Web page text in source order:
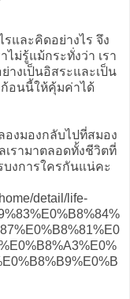
รและคิดอย่างไร จึง
ไม่รู้แม้กระทั่งว่า เรา
างเป็นอิสระและเป็น
ก้อนนี้ให้คุ้มค่าได้
งมองกลับไปที่สมอง
เรามาตลอดทั้งชีวิตที่
บงการใครกันแน่คะ
detail/life-